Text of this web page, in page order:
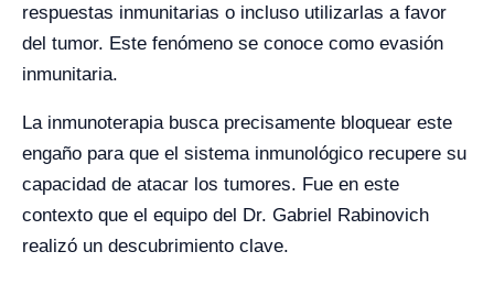
respuestas inmunitarias o incluso utilizarlas a favor
del tumor. Este fenómeno se conoce como evasión
inmunitaria.
La inmunoterapia busca precisamente bloquear este
engaño para que el sistema inmunológico recupere su
capacidad de atacar los tumores. Fue en este
contexto que el equipo del Dr. Gabriel Rabinovich
realizó un descubrimiento clave.